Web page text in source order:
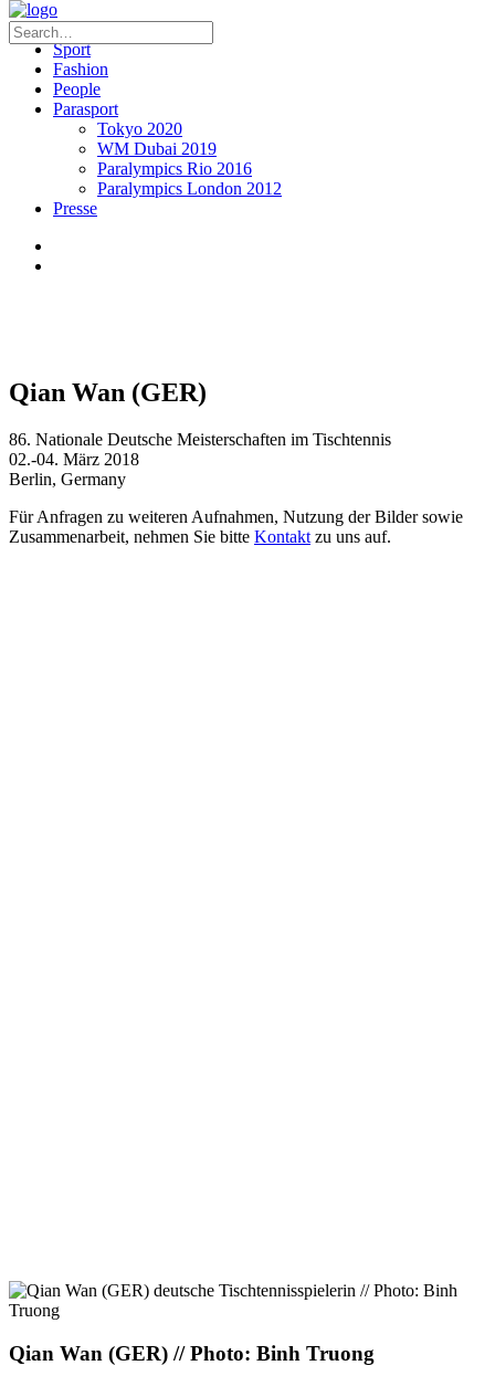
Sport
Fashion
People
Parasport
Tokyo 2020
WM Dubai 2019
Paralympics Rio 2016
Paralympics London 2012
Presse
Qian Wan (GER)
86. Nationale Deutsche Meisterschaften im Tischtennis
02.-04. März 2018
Berlin, Germany
Für Anfragen zu weiteren Aufnahmen, Nutzung der Bilder sowie
Zusammenarbeit, nehmen Sie bitte Kontakt zu uns auf.
Qian Wan (GER) // Photo: Binh Truong